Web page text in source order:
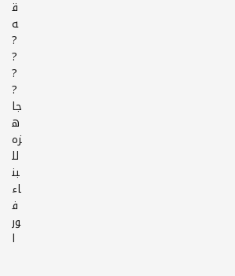
ق
ه
?
?
?
?
جا
ه
زه
لل
بن
اء
ف
ور
ا